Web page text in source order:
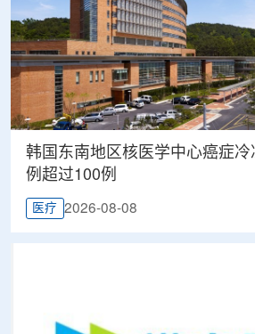
韩国东南地区核医学中心癌症
例超过100例
医疗 2026-08-08